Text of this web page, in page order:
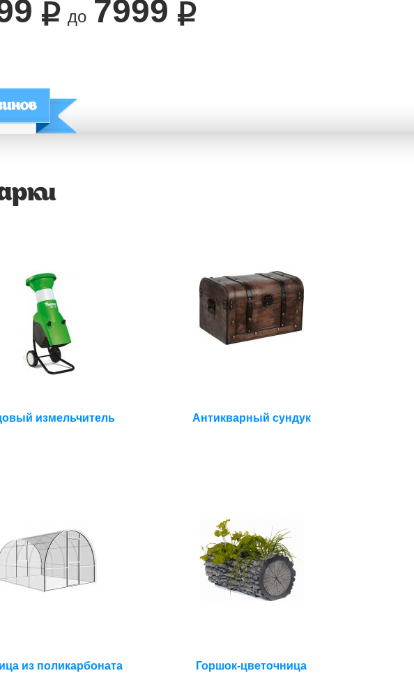
до 7999
измельчитель Антикварный сундук
из поликарбоната Горшок-цветочница